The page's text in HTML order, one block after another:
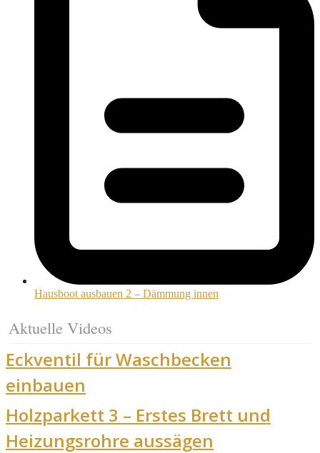
Hausboot ausbauen 2 – Dämmung innen
Aktuelle Videos
Eckventil für Waschbecken
einbauen
Holzparkett 3 – Erstes Brett und
Heizungsrohre aussägen